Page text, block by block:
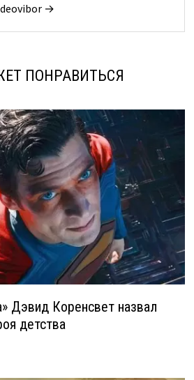
→
ПОНРАВИТЬСЯ
Дэвид Коренсвет назвал
детства